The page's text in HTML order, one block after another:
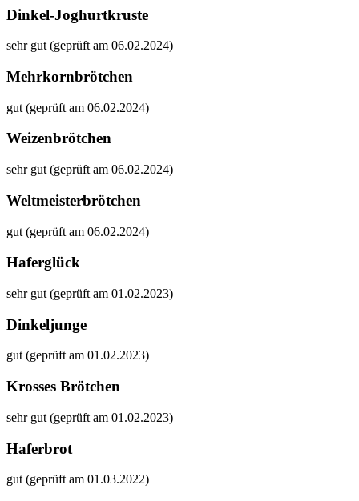
Dinkel-Joghurtkruste
sehr gut (geprüft am 06.02.2024)
Mehrkornbrötchen
gut (geprüft am 06.02.2024)
Weizenbrötchen
sehr gut (geprüft am 06.02.2024)
Weltmeisterbrötchen
gut (geprüft am 06.02.2024)
Haferglück
sehr gut (geprüft am 01.02.2023)
Dinkeljunge
gut (geprüft am 01.02.2023)
Krosses Brötchen
sehr gut (geprüft am 01.02.2023)
Haferbrot
gut (geprüft am 01.03.2022)